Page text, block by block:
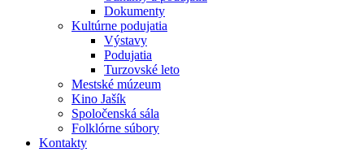
Dokumenty
Kultúrne podujatia
Výstavy
Podujatia
Turzovské leto
Mestské múzeum
Kino Jašík
Spoločenská sála
Folklórne súbory
Kontakty